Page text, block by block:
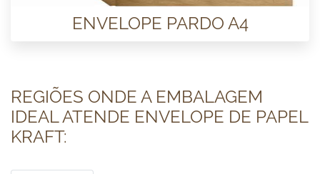
ENVELOPE PARDO A4
REGIÕES ONDE A EMBALAGEM
IDEAL ATENDE ENVELOPE DE PAPEL
KRAFT: